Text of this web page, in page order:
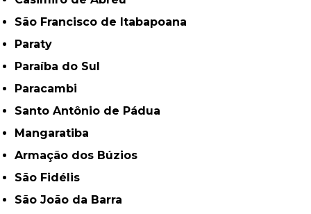
São Francisco de Itabapoana
Paraty
Paraíba do Sul
Paracambi
Santo Antônio de Pádua
Mangaratiba
Armação dos Búzios
São Fidélis
São João da Barra